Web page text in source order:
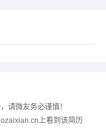
请微友务必谨慎！
上看到该简历